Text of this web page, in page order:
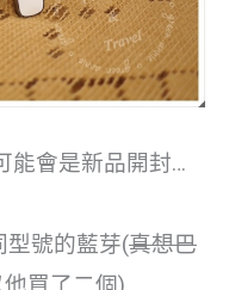
能會是新品開封…
型號的藍芽(真想巴